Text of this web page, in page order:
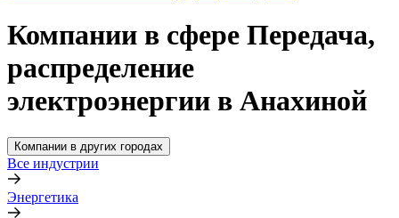
Компании в сфере Передача,
распределение
электроэнергии в Анахиной
Компании в других городах
Все индустрии
Энергетика